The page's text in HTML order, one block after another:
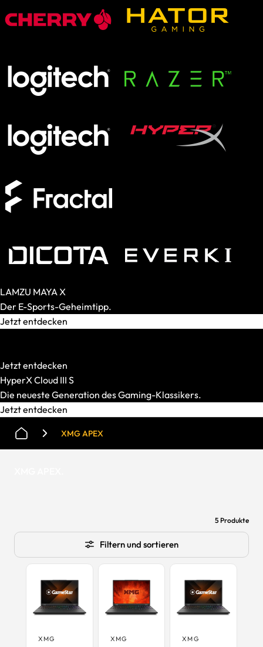
LAMZU MAYA X
Der E-Sports-Geheimtipp.
Jetzt entdecken
Jetzt entdecken
HyperX Cloud III S
Die neueste Generation des Gaming-Klassikers.
Jetzt entdecken
XMG APEX
XMG FOCUS
Formfaktor
Full-Size
60%
Switches
Mechanisch
Membran
XMG APEX
5 Produkte
Filtern und sortieren
XMG XMG XMG